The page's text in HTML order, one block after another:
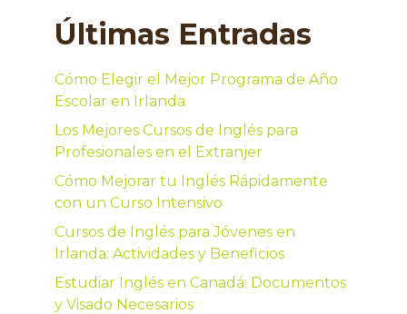
Últimas Entradas
Cómo Elegir el Mejor Programa de Año
Escolar en Irlanda
Los Mejores Cursos de Inglés para
Profesionales en el Extranjer
Cómo Mejorar tu Inglés Rápidamente
con un Curso Intensivo
Cursos de Inglés para Jóvenes en
Irlanda: Actividades y Beneficios
Estudiar Inglés en Canadá: Documentos
y Visado Necesarios